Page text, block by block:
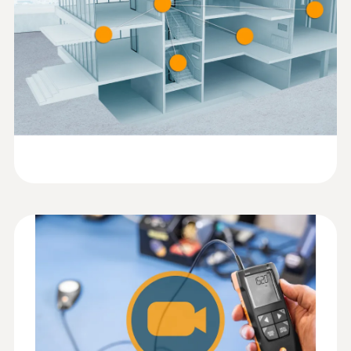
288 g
Dimensioni
Sonda: 134 x 54 x 23 mm
149 x 60 x 28 mm
Materiale custodia
ABS + PC / TPE
Classe di protezione
Quickstart testo 545 (1.8 MB